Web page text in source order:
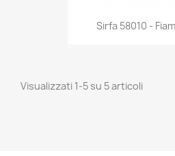

Sirfa 58010 -
Visualizzati 1-5 su 5 articoli